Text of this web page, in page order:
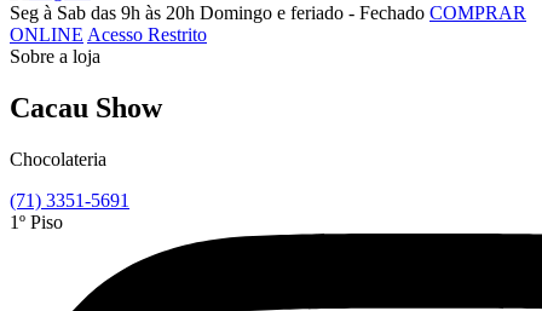
Seg à Sab das 9h às 20h Domingo e feriado - Fechado COMPRAR
ONLINE Acesso Restrito
Sobre a loja
Cacau Show
Chocolateria
(71) 3351-5691
1º Piso